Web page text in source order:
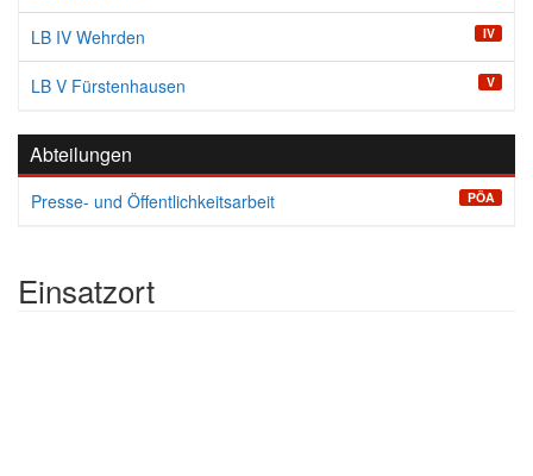
LB IV Wehrden IV
LB V Fürstenhausen V
Abteilungen
Presse- und Öffentlichkeitsarbeit PÖA
Einsatzort